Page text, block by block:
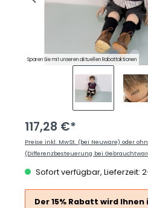
Sparen Sie mit unseren aktuellen Rabattaktionen
117,28 €*
Preise inkl. MwSt. (bei Neuware) oder
(Differenzbesteuerung bei
Sofort verfügbar, Lieferzeit:
Der 15% Rabatt wird